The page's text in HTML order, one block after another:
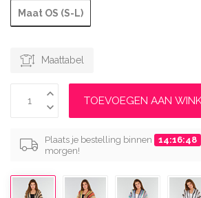
Maat OS (S-L)
Maattabel
TOEVOEGEN AAN
Plaats je bestelling binnen 14:16:48
morgen!